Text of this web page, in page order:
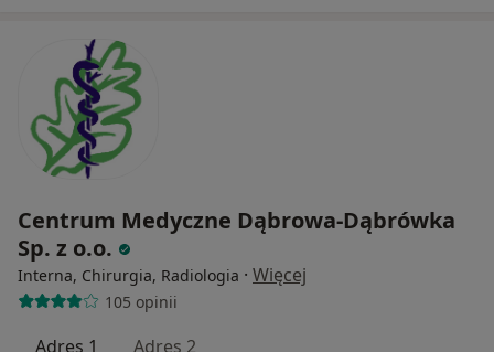
Centrum Medyczne Dąbrowa-Dąbrówka
Sp. z o.o.
Interna, Chirurgia, Radiologia · Więcej
105 opinii
Adres 1 Adres 2